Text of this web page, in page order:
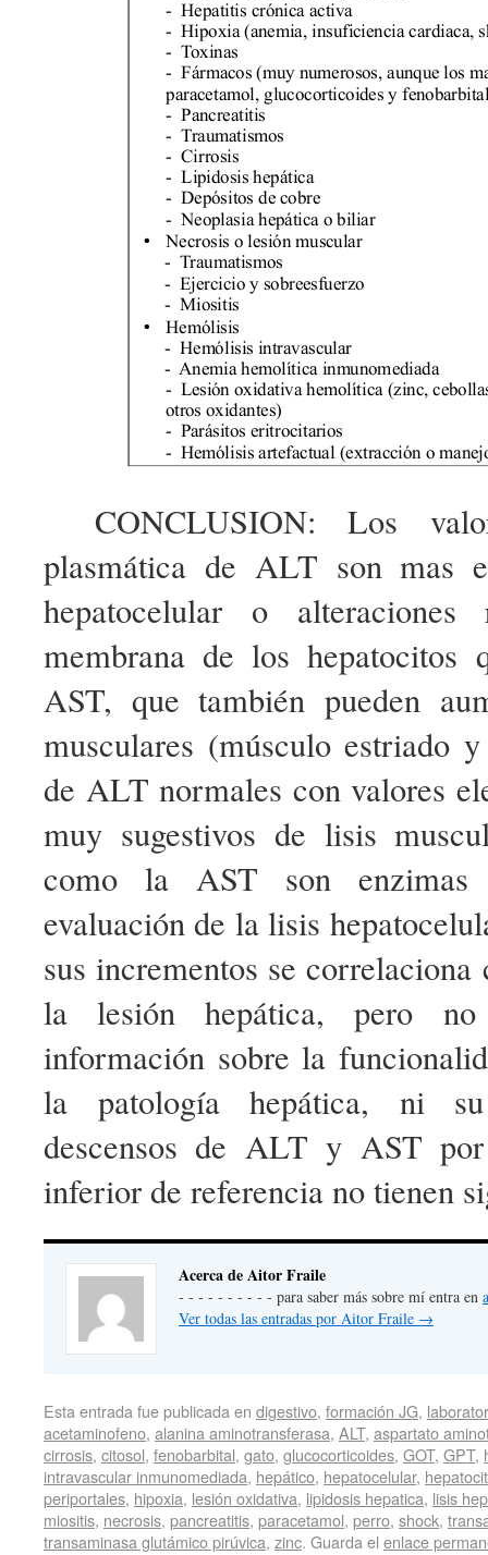
CONCLUSION: Los
plasmática de ALT son mas
hepatocelular o
membrana de los hepatocitos
AST, que también pueden
musculares (músculo estriado
de ALT normales con valores
muy sugestivos de lisis
como la AST son
evaluación de la lisis
sus incrementos se
la lesión hepática, pero no
información sobre la
la patología hepática, ni
descensos de ALT y AST
inferior de referencia no tienen
Acerca de Aitor Fraile
- - - - - - - - - - para saber más sobre mí entra en
Ver todas las entradas por Aitor Fraile →
Esta entrada fue publicada en digestivo, formación JG,
acetaminofeno, alanina aminotransferasa, ALT, aspartato
cirrosis, citosol, fenobarbital, gato, glucocorticoides, GOT, GPT,
intravascular inmunomediada, hepático, hepatocelular,
periportales, hipoxia, lesión oxidativa, lipidosis hepatica, lisis
miositis, necrosis, pancreatitis, paracetamol, perro, shock,
transaminasa glutámico pirúvica, zinc. Guarda el enlace